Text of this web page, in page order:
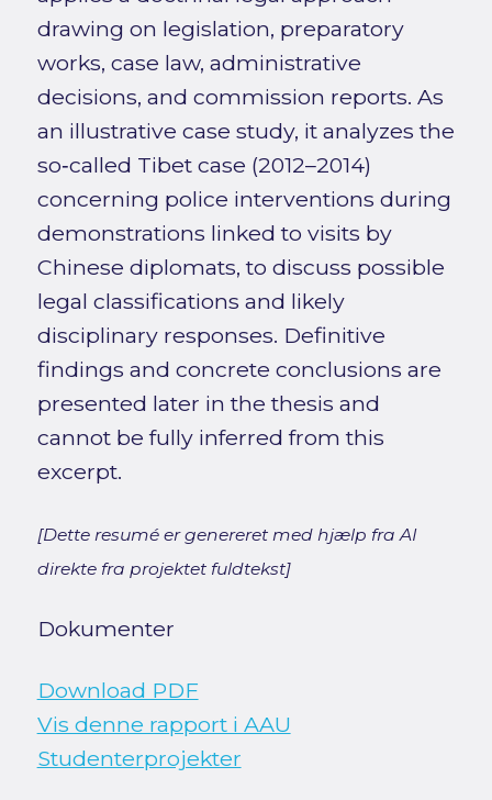
drawing on legislation, preparatory
works, case law, administrative
decisions, and commission reports. As
an illustrative case study, it analyzes the
so‑called Tibet case (2012–2014)
concerning police interventions during
demonstrations linked to visits by
Chinese diplomats, to discuss possible
legal classifications and likely
disciplinary responses. Definitive
findings and concrete conclusions are
presented later in the thesis and
cannot be fully inferred from this
excerpt.
[Dette resumé er genereret med hjælp fra AI
direkte fra projektet fuldtekst]
Dokumenter
Download PDF
Vis denne rapport i AAU
Studenterprojekter